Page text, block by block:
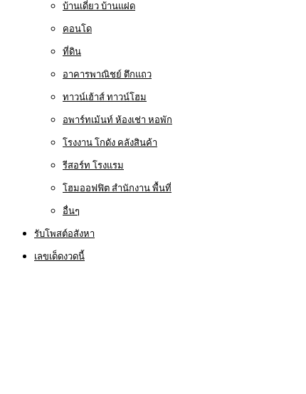
บ้านเดี่ยว บ้านแฝด
คอนโด
ที่ดิน
อาคารพาณิชย์ ตึกแถว
ทาวน์เฮ้าส์ ทาวน์โฮม
อพาร์ทเม้นท์ ห้องเช่า หอพัก
โรงงาน โกดัง คลังสินค้า
รีสอร์ท โรงแรม
โฮมออฟฟิต สำนักงาน พื้นที่
อื่นๆ
รับโพสต์อสังหา
เลขเด็ดงวดนี้